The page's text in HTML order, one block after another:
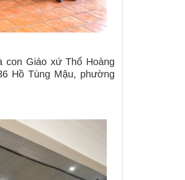
con Giáo xứ Thổ Hoàng
Hồ Tùng Mậu, phường